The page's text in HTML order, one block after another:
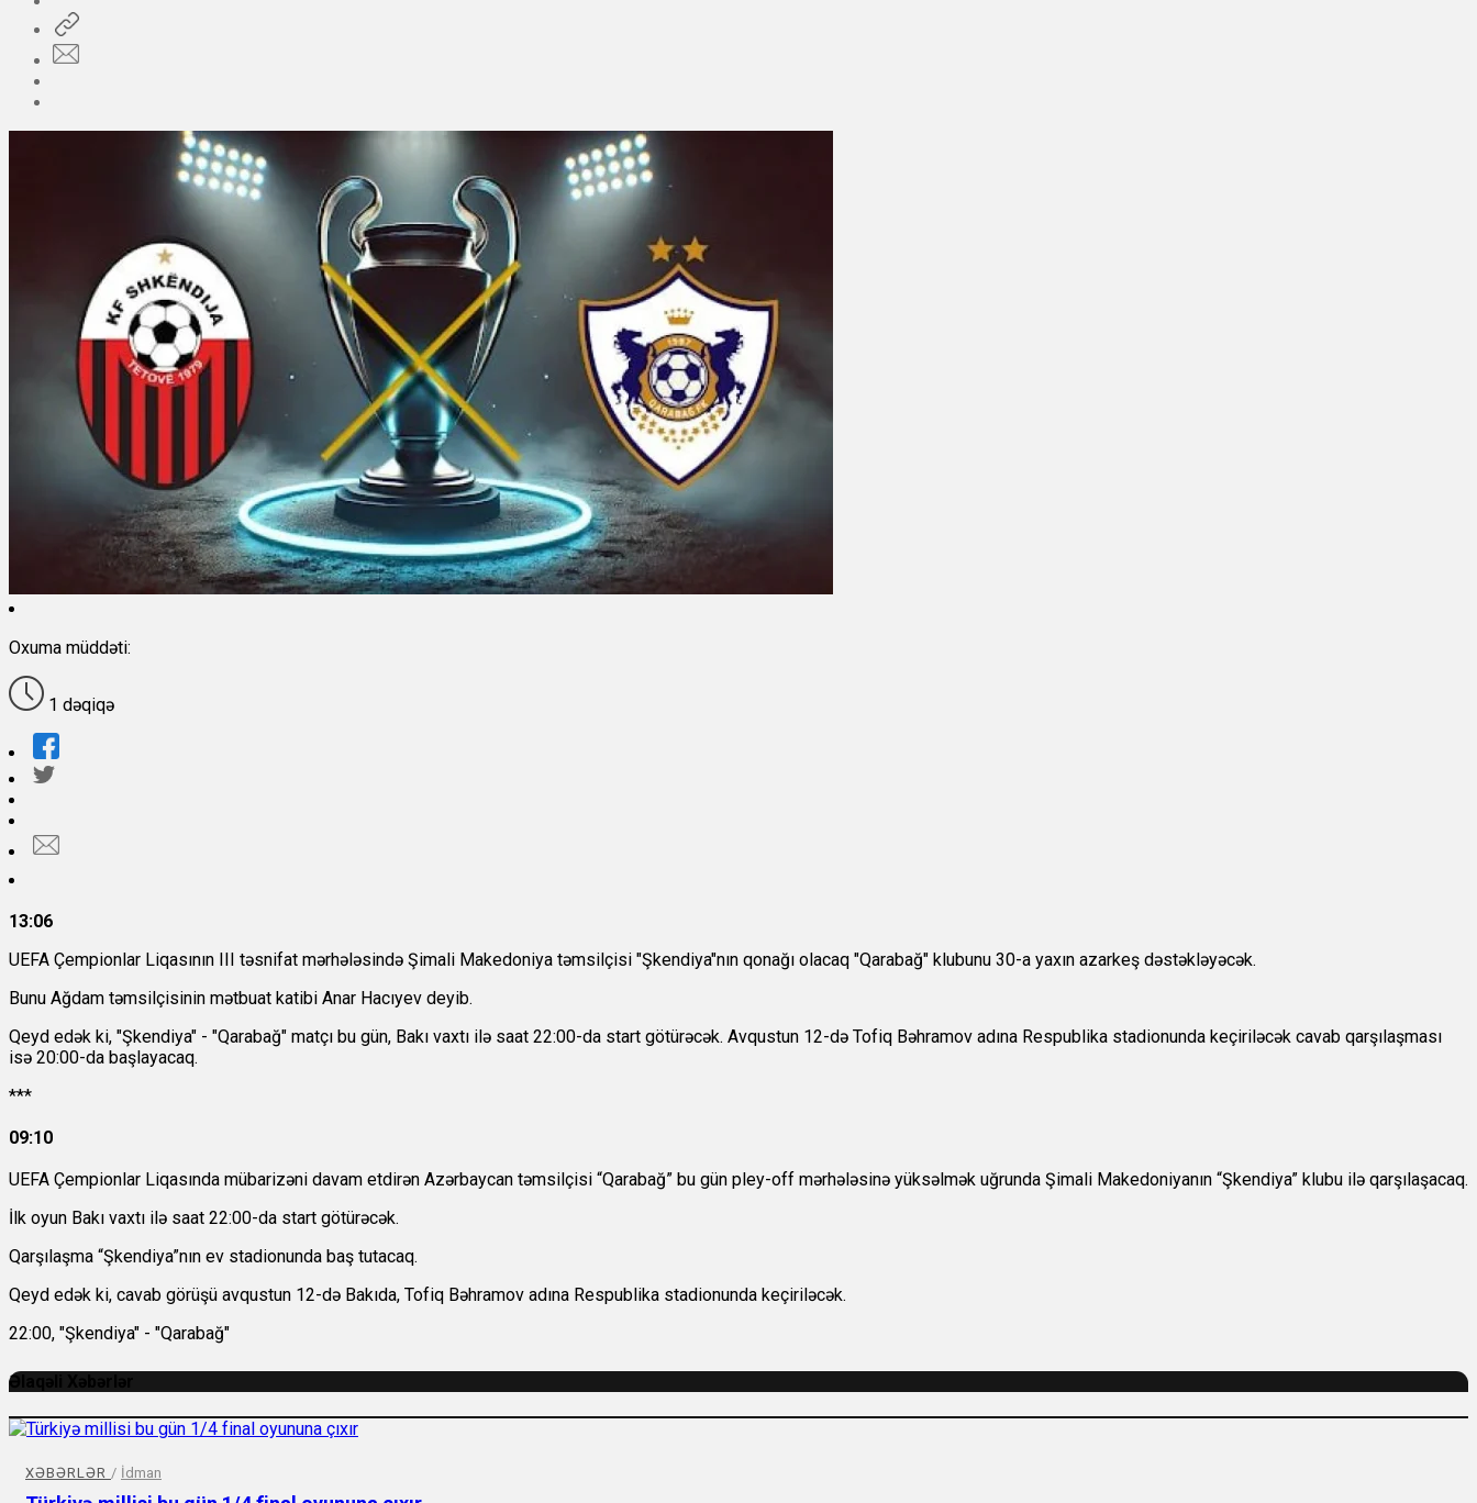
Oxuma müddəti:
1 dəqiqə
13:06
UEFA Çempionlar Liqasının III təsnifat mərhələsində Şimali Makedoniya təmsilçisi "Şkendiya"nın qonağı olacaq "Qarabağ" klubunu 30-a yaxın azarkeş dəstəkləyəcək.
Bunu Ağdam təmsilçisinin mətbuat katibi Anar Hacıyev deyib.
Qeyd edək ki, "Şkendiya" - "Qarabağ" matçı bu gün, Bakı vaxtı ilə saat 22:00-da start götürəcək. Avqustun 12-də Tofiq Bəhramov adına Respublika stadionunda keçiriləcək cavab qarşılaşması
isə 20:00-da başlayacaq.
***
09:10
UEFA Çempionlar Liqasında mübarizəni davam etdirən Azərbaycan təmsilçisi “Qarabağ” bu gün pley-off mərhələsinə yüksəlmək uğrunda Şimali Makedoniyanın “Şkendiya” klubu ilə qarşılaşacaq.
İlk oyun Bakı vaxtı ilə saat 22:00-da start götürəcək.
Qarşılaşma “Şkendiya”nın ev stadionunda baş tutacaq.
Qeyd edək ki, cavab görüşü avqustun 12-də Bakıda, Tofiq Bəhramov adına Respublika stadionunda keçiriləcək.
22:00, "Şkendiya" - "Qarabağ"
Əlaqəli Xəbərlər
XƏBƏRLƏR / İdman